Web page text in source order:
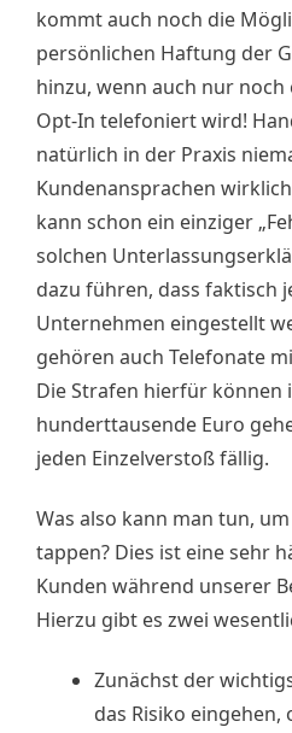
kommt auch noch die
persönlichen Haftung der
hinzu, wenn auch nur
Opt-In telefoniert wird!
natürlich in der Praxis
Kundenansprachen
kann schon ein einziger
solchen
dazu führen, dass faktisch
Unternehmen eingestellt
gehören auch Telefonate
Die Strafen hierfür können
hunderttausende Euro
jeden Einzelverstoß fällig.
Was also kann man tun,
tappen? Dies ist eine sehr
Kunden während unserer
Hierzu gibt es zwei
Zunächst der
das Risiko eingehen,